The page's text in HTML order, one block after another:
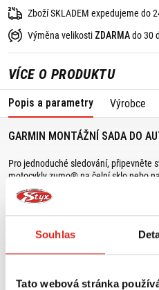
Souhlas
Tato webová stránka
Zboží SKLADEM expedujeme do
Výměna velikosti ZDARMAdo 30
VÍCE O PRODUKTU
Popis a parametry Výrobce
GARMIN MONTÁŽNÍ SADA DO
Pro jednoduché sledování, připevněte
motocykly zumo® na čelní sklo nebo
obsahuje držák s přísavkou, kolébku,
MOHLO BY SE VÁM LÍBIT